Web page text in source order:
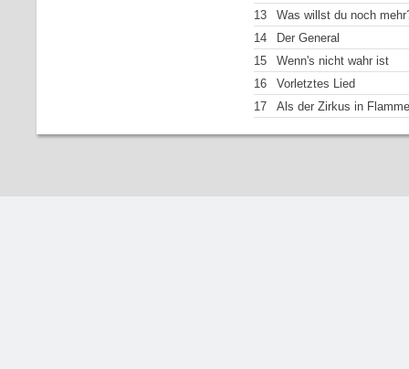
13
Was willst du noch
14
Der General
15
Wenn's nicht wahr ist
16
Vorletztes Lied
17
Als der Zirkus in